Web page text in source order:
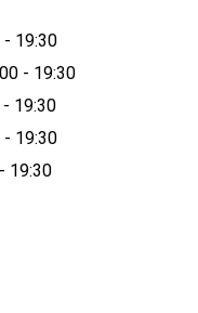
19:30
- 19:30
19:30
19:30
19:30